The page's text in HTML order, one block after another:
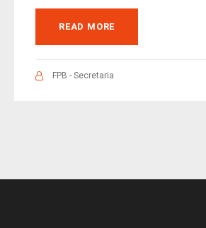
READ MORE
FPB - Secretaria